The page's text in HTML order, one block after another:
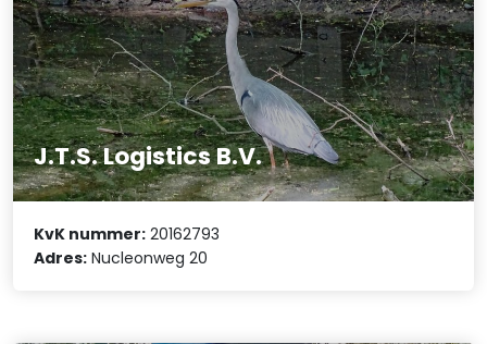
J.T.S. Logistics B.V.
KvK nummer: 20162793
Adres: Nucleonweg 20